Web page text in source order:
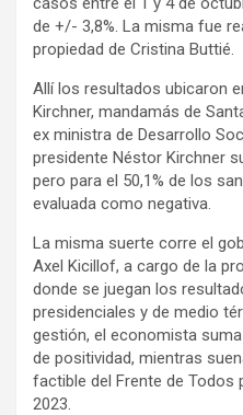
de +/- 3,8%. La misma fue
propiedad de Cristina Buttié.
Allí los resultados ubicaron
Kirchner, mandamás de
ex ministra de Desarrollo
presidente Néstor Kirchner
pero para el 50,1% de los
evaluada como negativa.
La misma suerte corre el
Axel Kicillof, a cargo de la
donde se juegan los
presidenciales y de medio
gestión, el economista suma
de positividad, mientras
factible del Frente de Todos
2023.